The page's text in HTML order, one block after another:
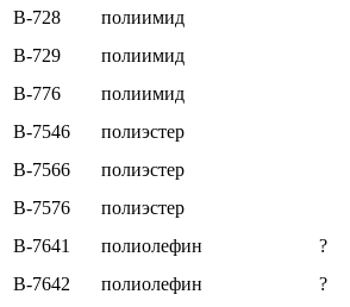
B-728
полиимид
B-729
полиимид
B-776
полиимид
B-7546
полиэстер
B-7566
полиэстер
B-7576
полиэстер
B-7641
полиолефин
?
B-7642
полиолефин
?